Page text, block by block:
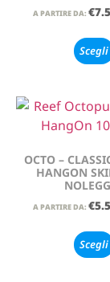
A PARTIRE DA: €
Scegli
OCTO –
HANGON
A PARTIRE DA: €
Scegli